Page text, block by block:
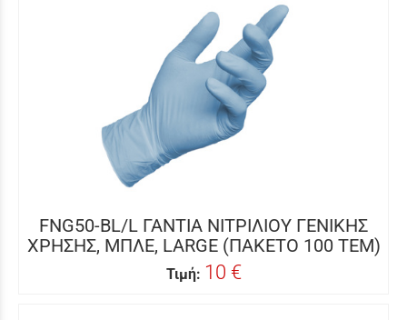
FNG50-BL/L ΓΑΝΤΙΑ ΝΙΤΡΙΛΙΟΥ ΓΕΝΙΚΗΣ
ΧΡΗΣΗΣ, ΜΠΛΕ, LARGE (ΠΑΚΕΤΟ 100 ΤΕΜ)
Τιμή: 10 €